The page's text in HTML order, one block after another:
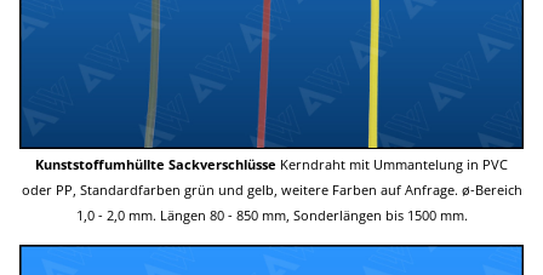
Kunststoffumhüllte Sackverschlüsse Kerndraht mit Ummantelung in PVC
oder PP, Standardfarben grün und gelb, weitere Farben auf Anfrage. ø-Bereich
1,0 - 2,0 mm. Längen 80 - 850 mm, Sonderlängen bis 1500 mm.